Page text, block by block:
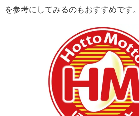
を参考にしてみるのもおすすめです。